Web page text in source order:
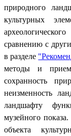
природного
культурных
сравнению с
в разделе
методы и
сохранность
неизменность
ландшафту
музейного
объекта